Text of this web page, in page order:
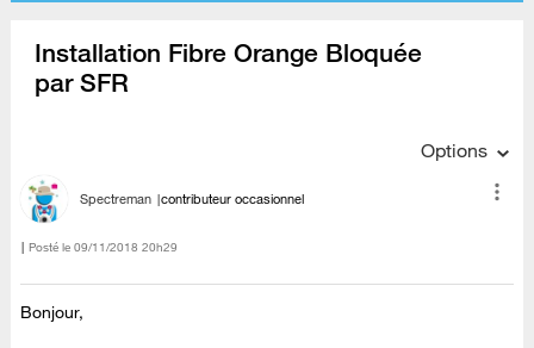
Installation Fibre Orange Bloquée
par SFR
Options
Spectreman contributeur occasionnel
Posté le ‎09/11/2018 20h29
Bonjour,